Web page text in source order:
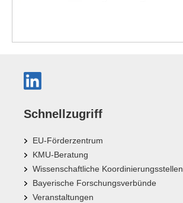
Schnellzugriff
EU-Förderzentrum
KMU-Beratung
Wissenschaftliche Koordinierungsstellen
Bayerische Forschungsverbünde
Veranstaltungen